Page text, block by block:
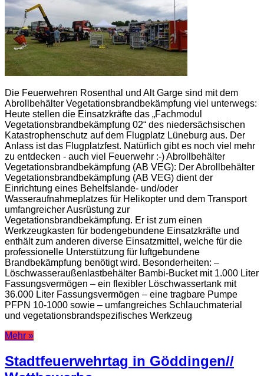
Die Feuerwehren Rosenthal und Alt Garge sind mit dem
Abrollbehälter Vegetationsbrandbekämpfung viel unterwegs:
Heute stellen die Einsatzkräfte das „Fachmodul
Vegetationsbrandbekämpfung 02“ des niedersächsischen
Katastrophenschutz auf dem Flugplatz Lüneburg aus. Der
Anlass ist das Flugplatzfest. Natürlich gibt es noch viel mehr
zu entdecken - auch viel Feuerwehr :-) Abrollbehälter
Vegetationsbrandbekämpfung (AB VEG): Der Abrollbehälter
Vegetationsbrandbekämpfung (AB VEG) dient der
Einrichtung eines Behelfslande- und/oder
Wasseraufnahmeplatzes für Helikopter und dem Transport
umfangreicher Ausrüstung zur
Vegetationsbrandbekämpfung. Er ist zum einen
Werkzeugkasten für bodengebundene Einsatzkräfte und
enthält zum anderen diverse Einsatzmittel, welche für die
professionelle Unterstützung für luftgebundene
Brandbekämpfung benötigt wird. Besonderheiten: –
Löschwasseraußenlastbehälter Bambi-Bucket mit 1.000 Liter
Fassungsvermögen – ein flexibler Löschwassertank mit
36.000 Liter Fassungsvermögen – eine tragbare Pumpe
PFPN 10-1000 sowie – umfangreiches Schlauchmaterial
und vegetationsbrandspezifisches Werkzeug
Mehr »
Stadtfeuerwehrtag in Göddingen//